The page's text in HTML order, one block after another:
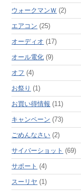
ウォークマンＷ (2)
エアコン (25)
オーディオ (17)
オール電化 (9)
オフ (4)
お祭り (1)
お買い得情報 (11)
キャンペーン (73)
ごめんなさい (2)
サイバーショット (69)
サポート (4)
スーリヤ (1)